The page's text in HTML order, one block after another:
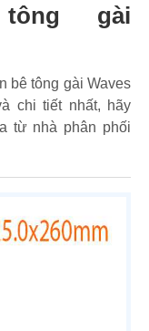
gài
bê tông gài Waves
chi tiết nhất, hãy
từ nhà phân phối